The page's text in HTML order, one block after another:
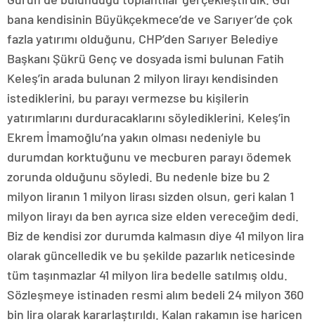
bana kendisinin Büyükçekmece’de ve Sarıyer’de çok
fazla yatırımı olduğunu, CHP’den Sarıyer Belediye
Başkanı Şükrü Genç ve dosyada ismi bulunan Fatih
Keleş’in arada bulunan 2 milyon lirayı kendisinden
istediklerini, bu parayı vermezse bu kişilerin
yatırımlarını durduracaklarını söylediklerini, Keleş’in
Ekrem İmamoğlu’na yakın olması nedeniyle bu
durumdan korktuğunu ve mecburen parayı ödemek
zorunda olduğunu söyledi. Bu nedenle bize bu 2
milyon liranın 1 milyon lirası sizden olsun, geri kalan 1
milyon lirayı da ben ayrıca size elden vereceğim dedi.
Biz de kendisi zor durumda kalmasın diye 41 milyon lira
olarak güncelledik ve bu şekilde pazarlık neticesinde
tüm taşınmazlar 41 milyon lira bedelle satılmış oldu.
Sözleşmeye istinaden resmi alım bedeli 24 milyon 360
bin lira olarak kararlaştırıldı. Kalan rakamın ise haricen